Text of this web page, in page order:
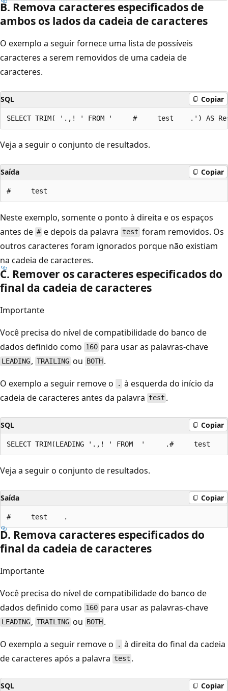
B. Remova caracteres especificados de
ambos os lados da cadeia de caracteres
O exemplo a seguir fornece uma lista de possíveis
caracteres a serem removidos de uma cadeia de
caracteres.
SQL Copiar
Veja a seguir o conjunto de resultados.
Saída Copiar
Neste exemplo, somente o ponto à direita e os espaços
antes de # e depois da palavratest foram removidos. Os
outros caracteres foram ignorados porque não existiam
na cadeia de caracteres.
C. Remover os caracteres especificados do
final da cadeia de caracteres
Importante
Você precisa do nível de compatibilidade do banco de
dados definido como 160 para usar as palavras-chave
LEADING , TRAILING ou BOTH .
O exemplo a seguir remove o
. à esquerda do início da
cadeia de caracteres antes da palavra test .
SQL Copiar
Veja a seguir o conjunto de resultados.
Saída Copiar
D. Remova caracteres especificados do
final da cadeia de caracteres
Importante
Você precisa do nível de compatibilidade do banco de
dados definido como 160 para usar as palavras-chave
LEADING , TRAILING ou BOTH .
O exemplo a seguir remove o
. à direita do final da cadeia
de caracteres após a palavra test .
SQL Copiar